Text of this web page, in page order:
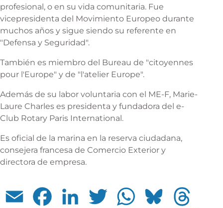
profesional, o en su vida comunitaria. Fue
vicepresidenta del Movimiento Europeo durante
muchos años y sigue siendo su referente en
"Defensa y Seguridad".
También es miembro del Bureau de "citoyennes
pour l'Europe" y de "l'atelier Europe".
Además de su labor voluntaria con el ME-F, Marie-
Laure Charles es presidenta y fundadora del e-
Club Rotary Paris International.
Es oficial de la marina en la reserva ciudadana,
consejera francesa de Comercio Exterior y
directora de empresa.
Email Facebook LinkedIn Twitter WhatsApp Bluesky